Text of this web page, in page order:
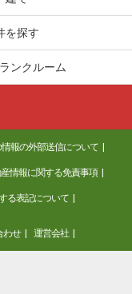
を探す
ンクルーム
報の外部送信について
情報に関する免責事項
る表記について
わせ 運営会社